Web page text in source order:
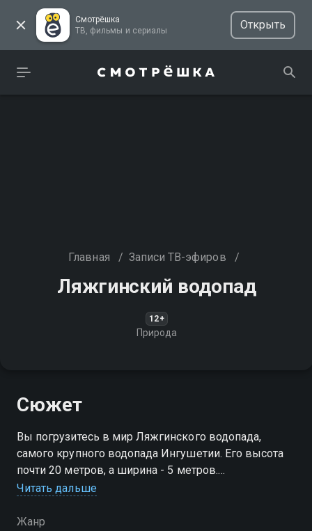
Смотрёшка
ТВ, фильмы и сериалы
Открыть
Главная / Записи ТВ-эфиров /
Ляжгинский водопад
12+
Природа
Сюжет
Вы погрузитесь в мир Ляжгинского водопада,
самого крупного водопада Ингушетии. Его высота
почти 20 метров, а ширина - 5 метров.
Расположенный в Джейрахском ущелье, он
уникальными зимними пейзажами
Читать дальше
Жанр